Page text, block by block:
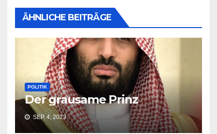
ÄHNLICHE BEITRÄGE
POLITIK
Der grausame Prinz
SEP. 4, 2023